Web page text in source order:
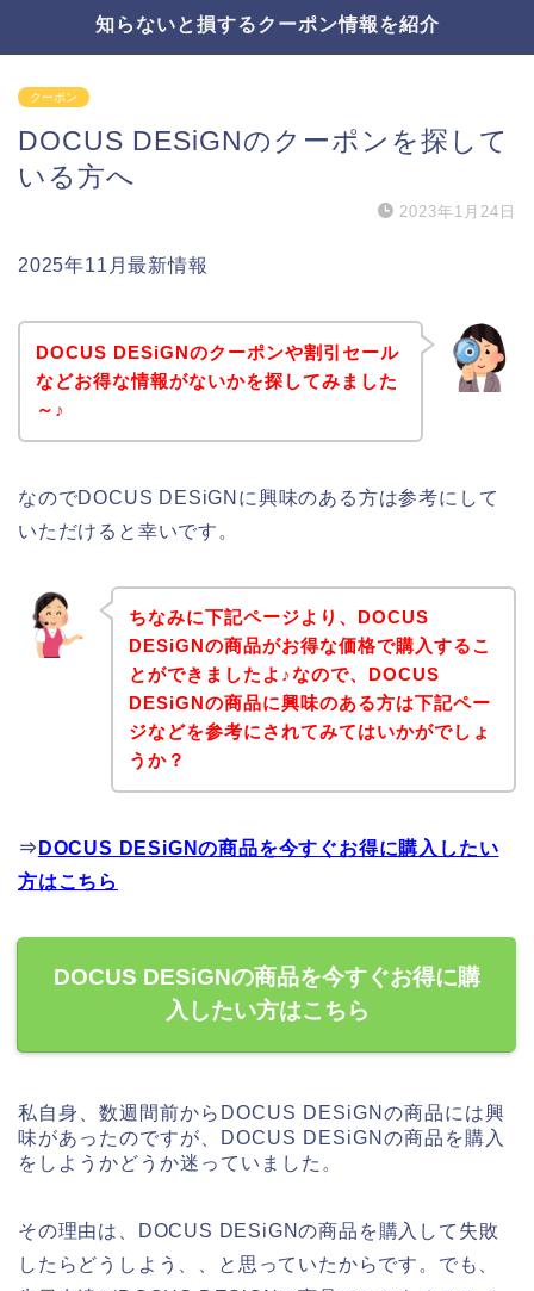
知らないと損するクーポン情報を紹介
クーポン
DOCUS DESiGNのクーポンを探して
いる方へ
2023年1月24日
2025年11月最新情報
DOCUS DESiGNのクーポンや割引セール
などお得な情報がないかを探してみました
～♪
なのでDOCUS DESiGNに興味のある方は参考にして
いただけると幸いです。
ちなみに下記ページより、DOCUS
DESiGNの商品がお得な価格で購入するこ
とができましたよ♪なので、DOCUS
DESiGNの商品に興味のある方は下記ペー
ジなどを参考にされてみてはいかがでしょ
うか？
⇒ DOCUS DESiGNの商品を今すぐお得に購入したい
方はこちら
DOCUS DESiGNの商品を今すぐお得に購
入したい方はこちら
私自身、数週間前からDOCUS DESiGNの商品には興
味があったのですが、DOCUS DESiGNの商品を購入
をしようかどうか迷っていました。
その理由は、DOCUS DESiGNの商品を購入して失敗
したらどうしよう、、と思っていたからです。でも、